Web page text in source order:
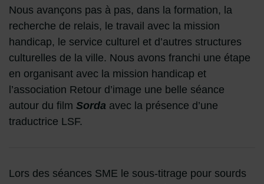
Nous avançons pas à pas, dans la formation, la
recherche de relais, le travail avec la mission
handicap, le service culturel et d’autres structures
culturelles de la ville. Nous avons franchi une étape
en organisant avec la mission handicap et
l’association Retour d’image une belle séance
autour du film Sorda avec la présence d’une
traductrice LSF.
Lors des séances SME le sous-titrage pour sourds